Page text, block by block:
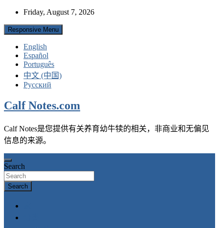
Skip
content
Friday, August 7, 2026
Responsive Menu
English
Español
Português
中文 (中国)
Русский
Calf Notes.com
Calf Notes是您提供有关养育幼牛犊的相关，非商业和无偏见
信息的来源。
Search
Search